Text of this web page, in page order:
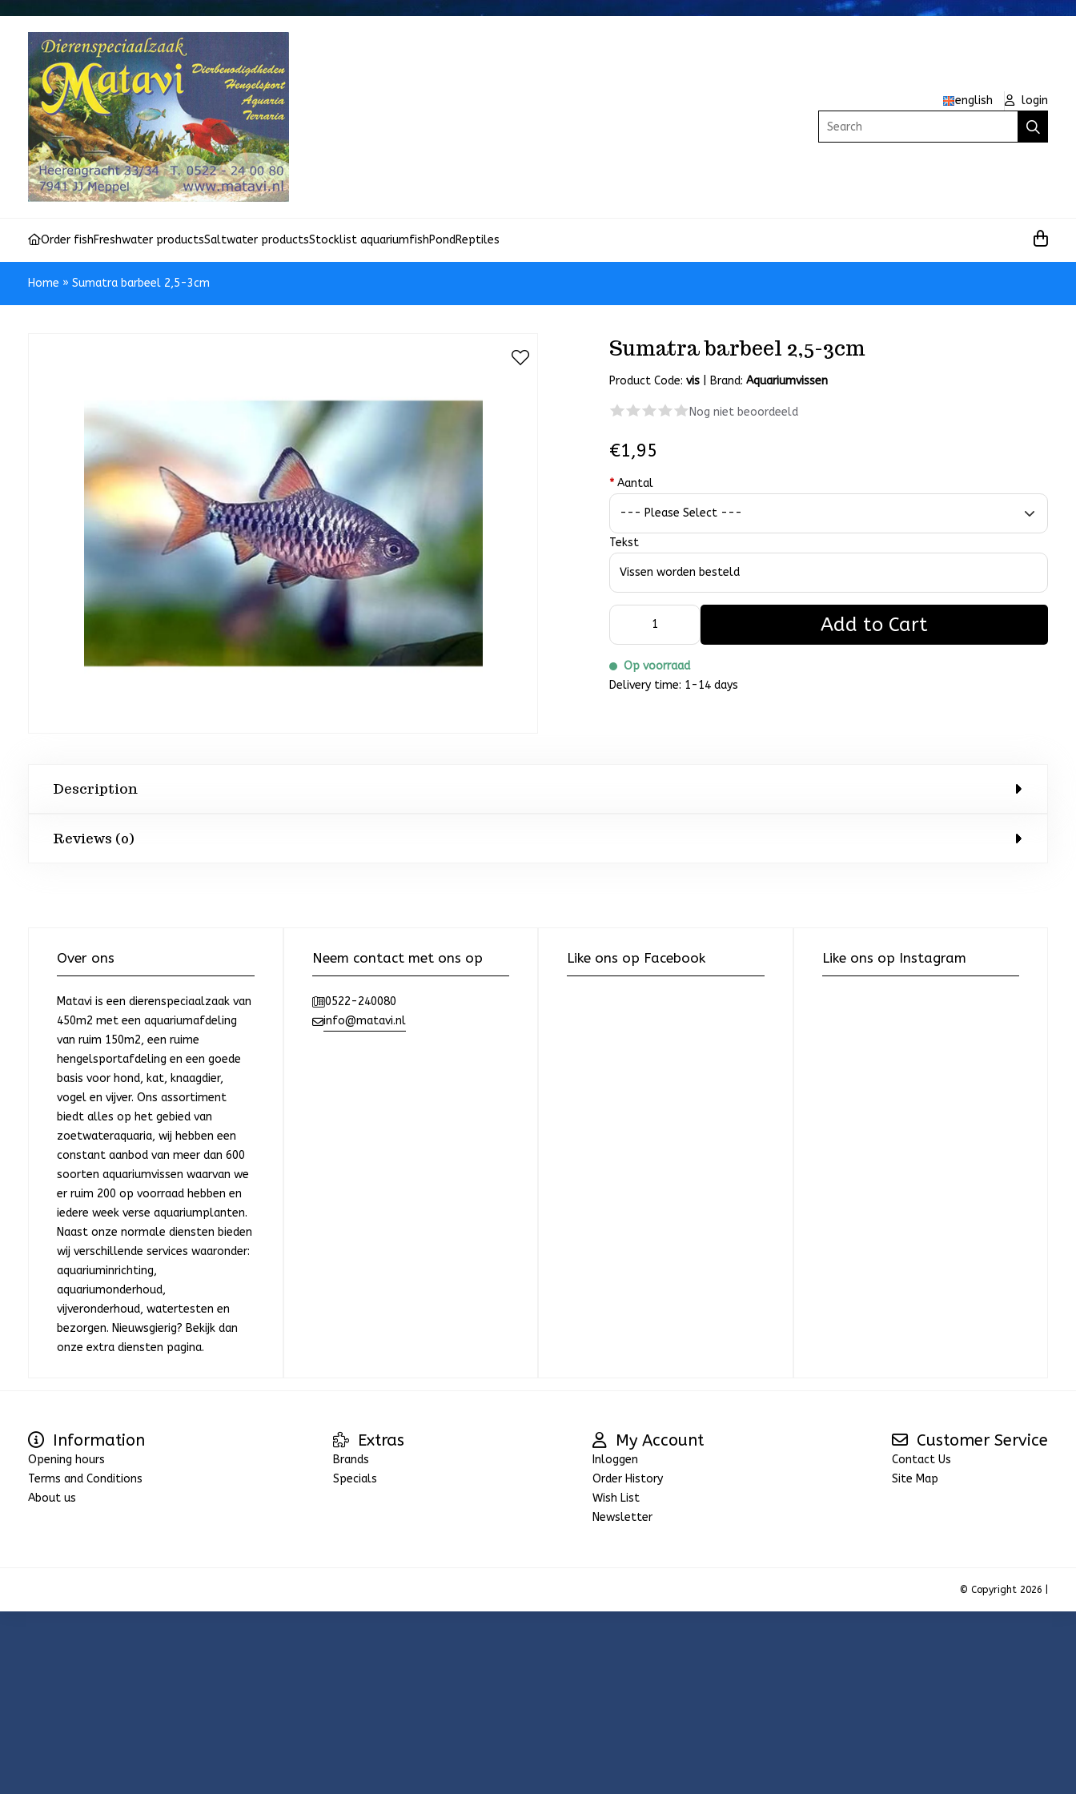
english
login
Search
Order fishFreshwater productsSaltwater productsStocklist aquariumfishPondReptiles
Home » Sumatra barbeel 2,5-3cm
Sumatra barbeel 2,5-3cm
Product Code:vis Brand:Aquariumvissen
Nog niet beoordeeld
€1,95
* Aantal
Tekst
Add to Cart
Op voorraad
Delivery time: 1-14 days
Description
Reviews (0)
Over ons
Matavi is een dierenspeciaalzaak van
450m2 met een aquariumafdeling
van ruim 150m2, een ruime
hengelsportafdeling en een goede
basis voor hond, kat, knaagdier,
vogel en vijver. Ons assortiment
biedt alles op het gebied van
zoetwateraquaria, wij hebben een
constant aanbod van meer dan 600
soorten aquariumvissen waarvan we
er ruim 200 op voorraad hebben en
iedere week verse aquariumplanten.
Naast onze normale diensten bieden
wij verschillende services waaronder:
aquariuminrichting,
aquariumonderhoud,
vijveronderhoud, watertesten en
bezorgen. Nieuwsgierig? Bekijk dan
onze extra diensten pagina.
Neem contact met ons op
0522-240080
info@matavi.nl
Like ons op Facebook Like ons op Instagram
Information
Opening hours
Terms and Conditions
About us
Extras
Brands
Specials
My Account
Inloggen
Order History
Wish List
Newsletter
Customer Service
Contact Us
Site Map
© Copyright 2026 |